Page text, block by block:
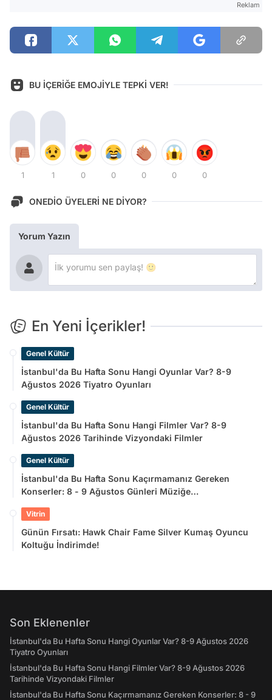
Reklam
BU İÇERİĞE EMOJİYLE TEPKİ VER!
1 1 0 0 0 0 0
ONEDİO ÜYELERİ NE DİYOR?
Yorum Yazın
En Yeni İçerikler!
Genel Kültür
İstanbul'da Bu Hafta Sonu Hangi Oyunlar Var? 8-9
Ağustos 2026 Tiyatro Oyunları
Genel Kültür
İstanbul'da Bu Hafta Sonu Hangi Filmler Var? 8-9
Ağustos 2026 Tarihinde Vizyondaki Filmler
Genel Kültür
İstanbul'da Bu Hafta Sonu Kaçırmamanız Gereken
Konserler: 8 - 9 Ağustos Günleri Müziğe
Vitrin
Günün Fırsatı: Hawk Chair Fame Silver Kumaş Oyuncu
Koltuğu İndirimde!
Son Eklenenler
İstanbul'da Bu Hafta Sonu Hangi Oyunlar Var? 8-9 Ağustos 2026
Tiyatro Oyunları
İstanbul'da Bu Hafta Sonu Hangi Filmler Var? 8-9 Ağustos 2026
Tarihinde Vizyondaki Filmler
İstanbul'da Bu Hafta Sonu Kaçırmamanız Gereken Konserler: 8 - 9